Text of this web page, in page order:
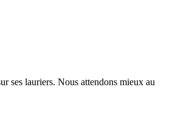
ses lauriers. Nous attendons mieux au